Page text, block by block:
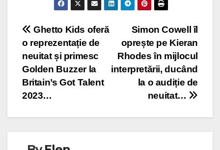
Post
navigation
Simon Cowell îl
oprește pe Kieran
Rhodes în mijlocul
interpretării, ducând
la o audiție de
neuitat…
Ghetto Kids oferă
o reprezentație de
neuitat și primesc
Golden Buzzer la
Britain’s Got Talent
2023…